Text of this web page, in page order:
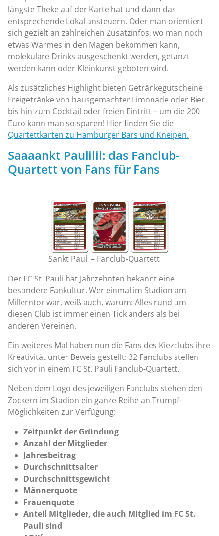
längste Theke auf der Karte hat und dann das
entsprechende Lokal ansteuern. Oder man orientiert
sich gezielt an zahlreichen Zusatzinfos, wo man noch
etwas Warmes in den Magen bekommen kann,
molekulare Drinks ausgeschenkt werden, getanzt
werden kann oder Kleinkunst geboten wird.
Als zusätzliches Highlight bieten Getränkegutscheine
Freigetränke von hausgemachter Limonade oder Bier
bis hin zum Cocktail oder freien Eintritt – um die 200
Euro kann man so sparen! Hier finden Sie die
Quartettkarten zu Hamburger Bars und Kneipen.
Saaaankt Pauliiii: das Fanclub-
Quartett von Fans für Fans
Sankt Pauli – Fanclub-Quartett
Der FC St. Pauli hat Jahrzehnten bekannt eine
besondere Fankultur. Wer einmal im Stadion am
Millerntor war, weiß auch, warum: Alles rund um
diesen Club ist immer einen Tick anders als bei
anderen Vereinen.
Ein weiteres Mal haben nun die Fans des Kiezclubs ihre
Kreativität unter Beweis gestellt: 32 Fanclubs stellen
sich vor in einem FC St. Pauli Fanclub-Quartett.
Neben dem Logo des jeweiligen Fanclubs stehen den
Zockern im Stadion ein ganze Reihe an Trumpf-
Möglichkeiten zur Verfügung:
Zeitpunkt der Gründung
Anzahl der Mitglieder
Jahresbeitrag
Durchschnittsalter
Durchschnittsgewicht
Männerquote
Frauenquote
Anteil Mitglieder, die auch Mitglied im FC St.
Pauli sind